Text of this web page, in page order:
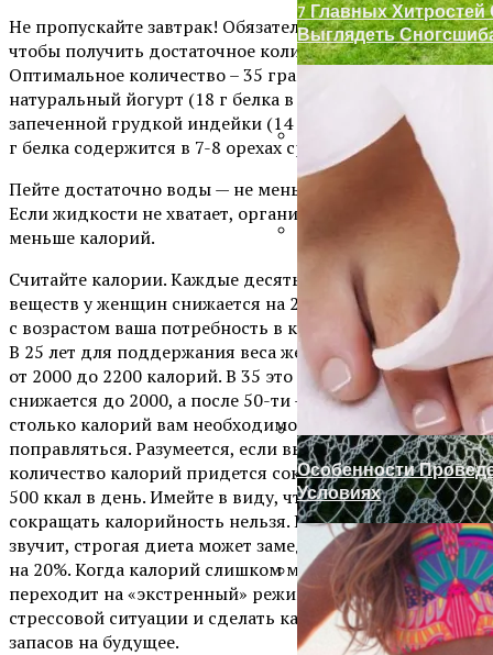
Ручка-Защелка Для
Запоры На
Готовим Газон К
7 Главных
Выглядеть
Особенности
Условиях
Не пропускайте завтрак! Обязательно следите за тем,
чтобы получить достаточное количество белка.
Оптимальное количество – 35 граммов. Попробуйте
натуральный йогурт (18 г белка в порции), тост с
запеченной грудкой индейки (14 г) и грецкие орехи (4
г белка содержится в 7-8 орехах среднего размера).
Пейте достаточно воды — не меньше 2 литров в сутки.
Если жидкости не хватает, организм перерабатывает
меньше калорий.
Считайте калории. Каждые десять лет скорость обмена
веществ у женщин снижается на 2-3 %, а это значит, что
с возрастом ваша потребность в калориях сокращается.
В 25 лет для поддержания веса женщине необходимо
от 2000 до 2200 калорий. В 35 это количество
снижается до 2000, а после 50-ти – до 1800. Именно
столько калорий вам необходимо, чтобы не
поправляться. Разумеется, если вы хотите похудеть,
количество калорий придется сократить — в идеале на
500 ккал в день. Имейте в виду, что слишком сильно
сокращать калорийность нельзя. Как ни абсурдно это
звучит, строгая диета может замедлить обмен веществ
на 20%. Когда калорий слишком мало, организм
переходит на «экстренный» режим, пытаясь выжить в
стрессовой ситуации и сделать как можно больше
запасов на будущее.